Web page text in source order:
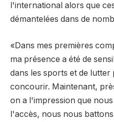
l'international alors que
démantelées dans de
«Dans mes premières
ma présence a été de
dans les sports et de
concourir. Maintenant,
on a l'impression que
l'accès, nous nous